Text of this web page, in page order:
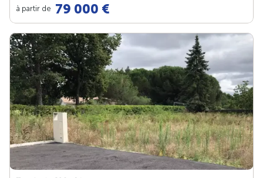
à partir de 79 000 €